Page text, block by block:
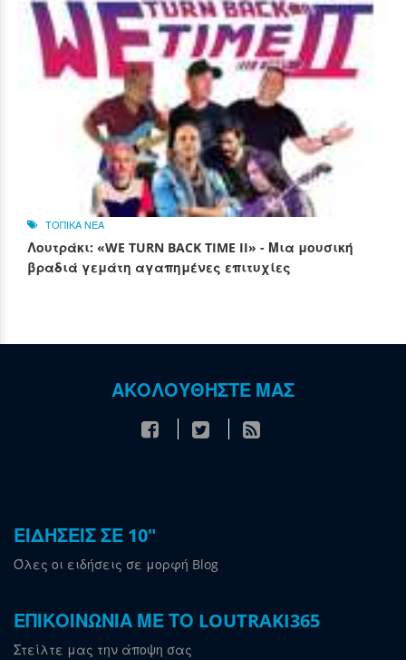
ΤΟΠΙΚΑ ΝΕΑ
Λουτράκι: «WE TURN BACK TIME II» - Μια μουσική
βραδιά γεμάτη αγαπημένες επιτυχίες
ΑΚΟΛΟΥΘΗΣΤΕ ΜΑΣ
ΕΙΔΗΣΕΙΣ ΣΕ 10"
Όλες οι ειδήσεις σε μορφή Blog
ΕΠΙΚΟΙΝΩΝΙΑ ΜΕ ΤΟ LOUTRAKI365
Στείλτε μας την άποψη σας